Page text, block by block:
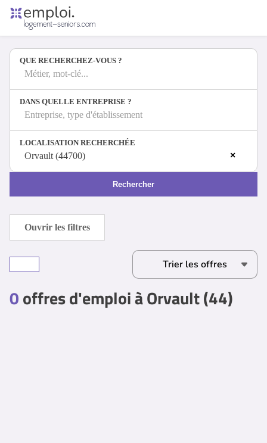
Offres d'emploi
Entreprises
Métiers
Se connecter
Espace candidat
Espace recruteur
QUE RECHERCHEZ-VOUS ?
Métier, mot-clé...
DANS QUELLE ENTREPRISE ?
Entreprise, type d'établissement
LOCALISATION RECHERCHÉE
×
Orvault (44700)
Rechercher
0offres d'emploi à Orvault (44)
Ouvrir les filtres